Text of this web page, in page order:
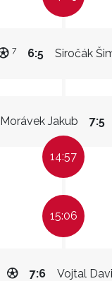
Siročák
6:5
7
Morávek Jakub 7:5
14:57
15:06
Vojtal
7:6